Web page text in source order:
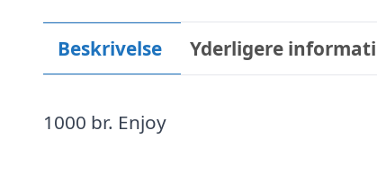
Beskrivelse Yderligere
1000 br. Enjoy